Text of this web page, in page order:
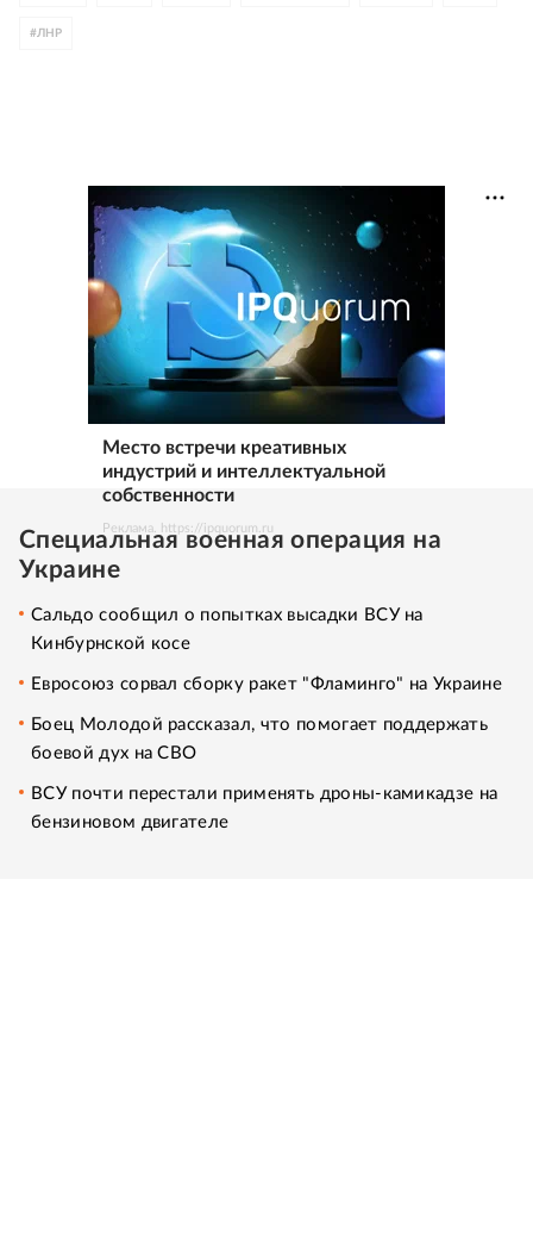
#ЛНР
Место встречи креативных
индустрий и интеллектуальной
собственности
Реклама. https://ipquorum.ru
Специальная военная операция на
Украине
Сальдо сообщил о попытках высадки ВСУ на
Кинбурнской косе
Евросоюз сорвал сборку ракет "Фламинго" на Украине
Боец Молодой рассказал, что помогает поддержать
боевой дух на СВО
ВСУ почти перестали применять дроны-камикадзе на
бензиновом двигателе